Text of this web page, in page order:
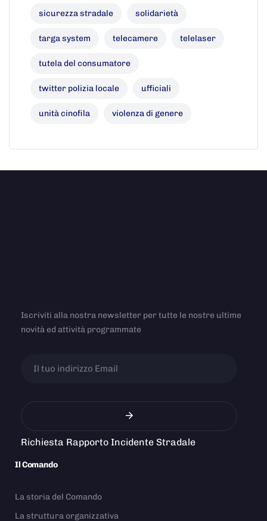
sicurezza stradale solidarietà
targa system telecamere telelaser
tutela del consumatore
twitter polizia locale ufficiali
unità cinofila violenza di genere
Iscriviti alla nostra newsletter per tutte le nostre ultime
novità ed attività programmate
Richiesta Rapporto Incidente Stradale
Il Comando
La storia del Comando
La struttura organizzativa